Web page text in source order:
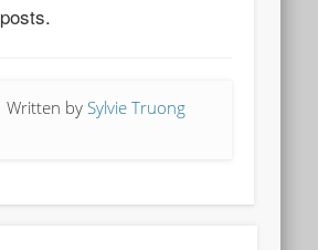
Written by Sylvie Truong